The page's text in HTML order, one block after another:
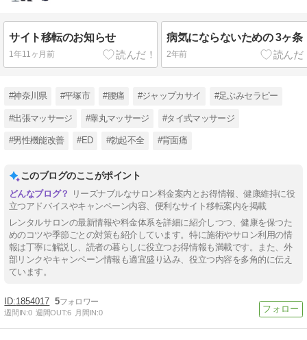
サイト移転のお知らせ
1年11ヶ月前
病気にならないための 3ヶ条
2年前
#神奈川県 #平塚市 #腰痛 #ジャップカサイ #足ぶみセラピー
#出張マッサージ #睾丸マッサージ #タイ式マッサージ
#男性機能改善 #ED #勃起不全 #背面痛
このブログのここがポイント
リーズナブルなサロン料金案内とお得情報、健康維持に役
立つアドバイスやキャンペーン内容、便利なサイト移転案内を掲載
レンタルサロンの最新情報や料金体系を詳細に紹介しつつ、健康を保つた
めのコツや季節ごとの対策も紹介しています。特に施術やサロン利用の情
報は丁寧に解説し、読者の暮らしに役立つお得情報も満載です。また、外
部リンクやキャンペーン情報も適宜盛り込み、役立つ内容を多角的に伝え
ています。
1854017 5
週間IN:0 週間OUT:6 月間IN:0